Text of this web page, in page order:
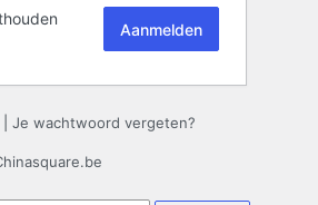
Je wachtwoord vergeten?